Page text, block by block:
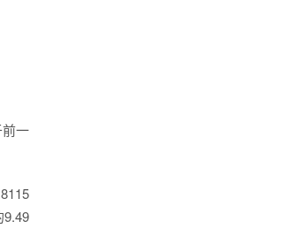
一
9.49